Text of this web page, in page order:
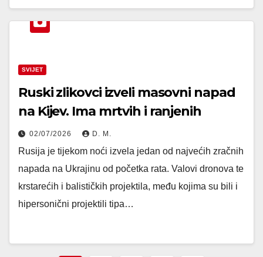
SVIJET
Ruski zlikovci izveli masovni napad
na Kijev. Ima mrtvih i ranjenih
02/07/2026 D. M.
Rusija je tijekom noći izvela jedan od najvećih zračnih
napada na Ukrajinu od početka rata. Valovi dronova te
krstarećih i balističkih projektila, među kojima su bili i
hipersonični projektili tipa…